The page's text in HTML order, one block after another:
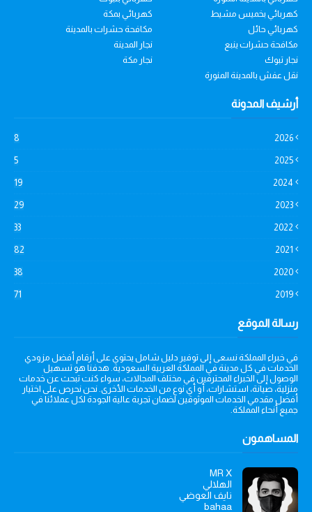
كهربائي بخميس مشيط
كهربائي بمكة
كهربائي حائل
مكافحة حشرات بالمدينة
مكافحة حشرات ينبع
نجار المدينة
نجار تبوك
نجار مكة
نقل عفش بالمدينة المنورة
أرشيف المدونة
2026
8
2025
5
2024
19
2023
29
2022
33
2021
82
2020
38
2019
71
رسالة الموقع
في خبراء المملكة نسعى إلى توفير دليل شامل يحتوي على أرقام أفضل مزودي
الخدمات في كل مدينة في المملكة العربية السعودية. هدفنا هو تسهيل
الوصول إلى الخبراء المحترفين في مختلف المجالات، سواء كنت تبحث عن خدمات
منزلية، صيانة، استشارات، أو أي نوع من الخدمات الأخرى. نحن نحرص على اختيار
أفضل مقدمي الخدمات الموثوقين لضمان تجربة عالية الجودة لكل عملائنا في
جميع أنحاء المملكة.
المساهمون
MR X
الهلالي
نايف العوضي
bahaa